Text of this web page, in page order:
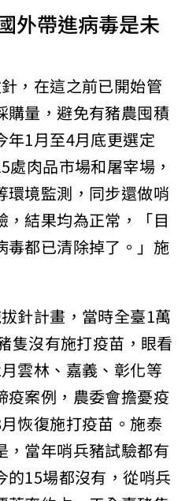
外帶進病毒是未
，在這之前已開始管
量，避免有豬農囤積
1月至4月底更選定
肉品市場和屠宰場，
境監測，同步還做哨
結果均為正常，「目
都已清除掉了。」施
針計畫，當時全臺1萬
沒有施打疫苗，眼看
雲林、嘉義、彰化等
案例，農委會擔憂疫
恢復施打疫苗。施泰
當年哨兵豬試驗都有
15場都沒有，從哨兵